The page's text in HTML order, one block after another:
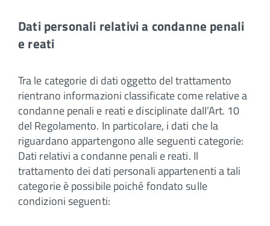
Dati personali relativi a condanne penali
e reati
Tra le categorie di dati oggetto del trattamento
rientrano informazioni classificate come relative a
condanne penali e reati e disciplinate dall’Art. 10
del Regolamento. In particolare, i dati che la
riguardano appartengono alle seguenti categorie:
Dati relativi a condanne penali e reati. Il
trattamento dei dati personali appartenenti a tali
categorie è possibile poiché fondato sulle
condizioni seguenti: